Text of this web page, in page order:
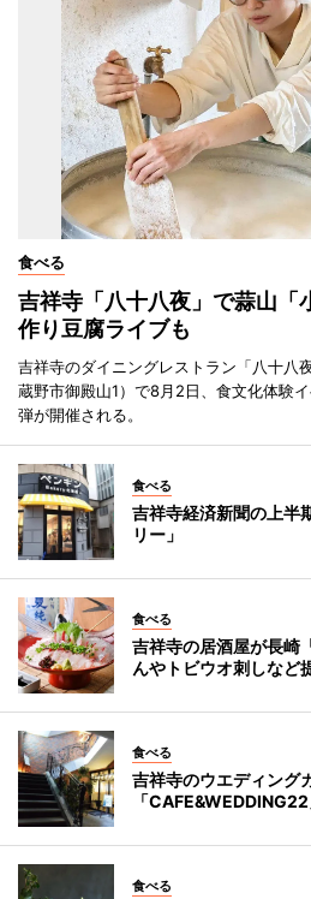
食べる
吉祥寺「八十八夜」で蒜山「
作り豆腐ライブも
吉祥寺のダイニングレストラン「八十八
蔵野市御殿山1）で8月2日、食文化体験
弾が開催される。
食べる
吉祥寺経済新聞の上半
リー」
食べる
吉祥寺の居酒屋が長崎
んやトビウオ刺しなど
食べる
吉祥寺のウエディング
「
食べる